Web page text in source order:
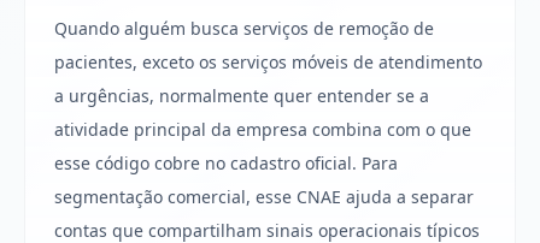
Quando alguém busca serviços de remoção de
pacientes, exceto os serviços móveis de atendimento
a urgências, normalmente quer entender se a
atividade principal da empresa combina com o que
esse código cobre no cadastro oficial. Para
segmentação comercial, esse CNAE ajuda a separar
contas que compartilham sinais operacionais típicos